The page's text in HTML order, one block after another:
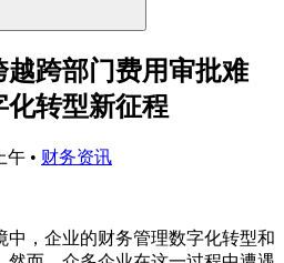
跨部门费用审批难
化转型新征程
午 • 财务资讯
中，企业的财务管理数字化转型和